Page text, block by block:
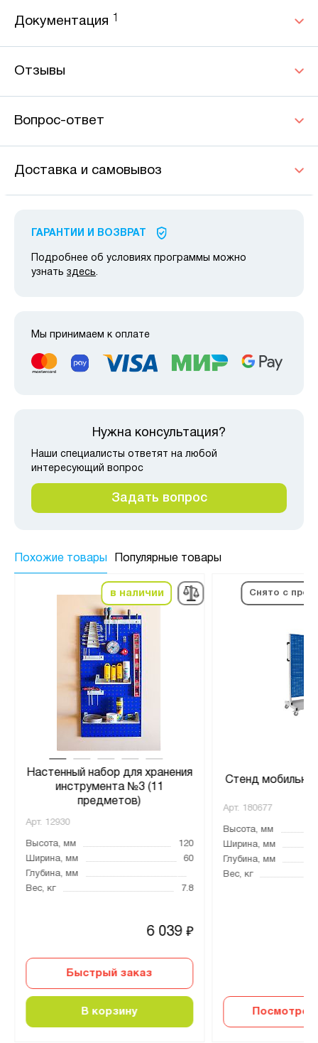
Документация 1
Отзывы
Вопрос-ответ
Доставка и самовывоз
ГАРАНТИИ И ВОЗВРАТ
Подробнее об условиях программы можно
узнать здесь.
Мы принимаем к оплате
Нужна консультация?
Наши специалисты ответят на любой
интересующий вопрос
Задать вопрос
Похожие товары Популярные товары
в наличии
Настенный набор для хранения
инструмента №3 (11
предметов)
Арт. 12930
Высота, мм
120
Ширина, мм
60
Глубина, мм
Вес, кг
7.8
6 039₽
Быстрый заказ
В корзину
Снято с
Стенд
Арт. 180677
Высота, мм
Ширина, мм
Глубина, мм
Вес, кг